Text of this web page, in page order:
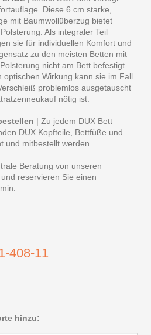
Diese 6 cm starke,
mit Baumwollüberzug bietet
Als integraler Teil
sie für individuellen Komfort und
zu den meisten Betten mit
nicht am Bett befestigt.
Wirkung kann sie im Fall
problemlos ausgetauscht
nötig ist.
| Zu jedem DUX Bett
DUX Kopfteile, Bettfüße und
und mitbestellt werden.
Beratung von unseren
reservieren Sie einen
408-11
hinzu: